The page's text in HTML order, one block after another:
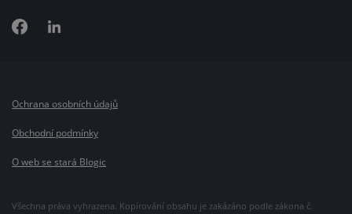
Všechna práva vyhrazena. Kopírování obsahu je zakázáno podle zákona č.
Ochrana osobních údajů
Obchodní podmínky
O web se stará Blogic